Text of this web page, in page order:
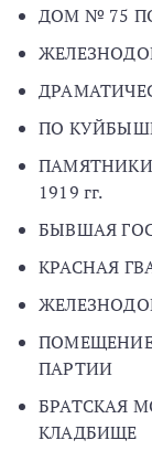
ДОМ № 75
ПО
ПАМЯТНИКИ
1919 гг.
БЫВШАЯ
КРАСНАЯ
ПАРТИИ
БРАТСКАЯ
КЛАДБИЩЕ